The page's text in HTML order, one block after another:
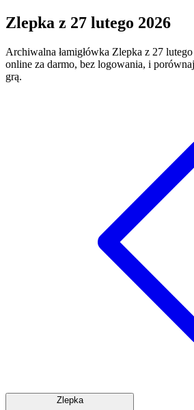
Zlepka z 27 lutego 2026
Archiwalna łamigłówka Zlepka z 27
online za darmo, bez logowania, i
grą.
Zlepka